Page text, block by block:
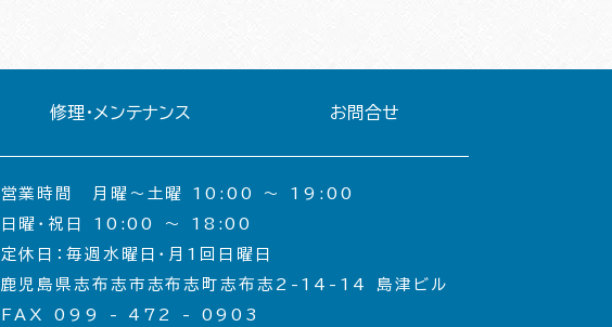
修理・メンテナンス お問合せ
営業時間 月曜〜土曜 10:00 〜 19:00
日曜・祝日 10:00 〜 18:00
定休日：毎週水曜日・月1回日曜日
鹿児島県志布志市志布志町志布志2-14-14 島津ビル
FAX 099 - 472 - 0903